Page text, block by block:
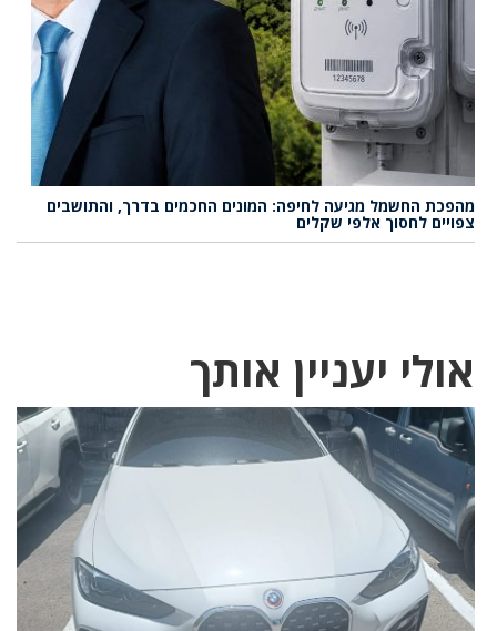
מהפכת החשמל מגיעה לחיפה: המונים החכמים בדרך, והתושבים
צפויים לחסוך אלפי שקלים
אולי יעניין אותך